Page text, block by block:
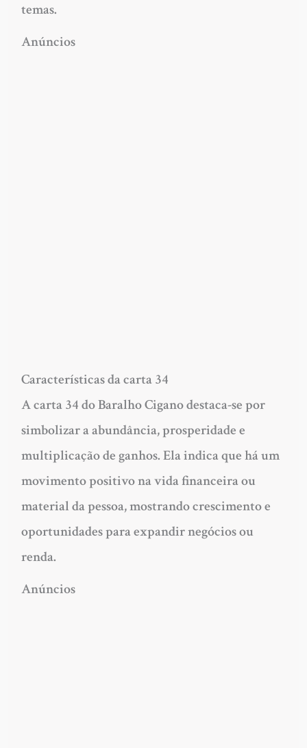
temas.
Anúncios
Características da carta 34
A carta 34 do Baralho Cigano destaca-se por
simbolizar a abundância, prosperidade e
multiplicação de ganhos. Ela indica que há um
movimento positivo na vida financeira ou
material da pessoa, mostrando crescimento e
oportunidades para expandir negócios ou
renda.
Anúncios